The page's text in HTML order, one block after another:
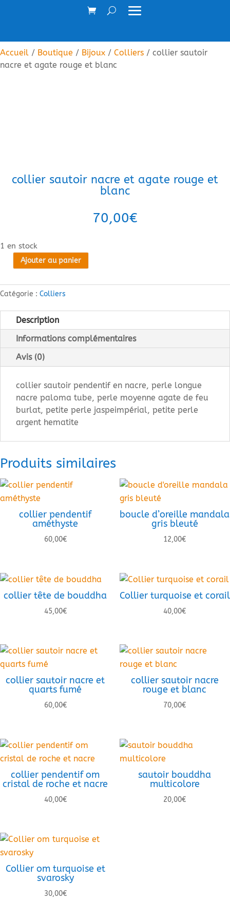
Accueil / Boutique / Bijoux / Colliers / collier sautoir
nacre et agate rouge et blanc
collier sautoir nacre et agate rouge et
blanc
70,00€
1 en stock
quantité
collier
nacre
et
agate
rouge
et
Ajouter au panier
Catégorie : Colliers
Description
Informations complémentaires
Avis (0)
collier sautoir pendentif en nacre, perle longue
nacre paloma tube, perle moyenne agate de feu
burlat, petite perle jaspeimpérial, petite perle
argent hematite
Produits similaires
collier pendentif
améthyste
60,00€
boucle d’oreille mandala
gris bleuté
12,00€
collier tête de bouddha
45,00€
Collier turquoise et corail
40,00€
collier sautoir nacre et
quarts fumé
60,00€
collier sautoir nacre
rouge et blanc
70,00€
collier pendentif om
cristal de roche et nacre
40,00€
sautoir bouddha
multicolore
20,00€
Collier om turquoise et
svarosky
30,00€